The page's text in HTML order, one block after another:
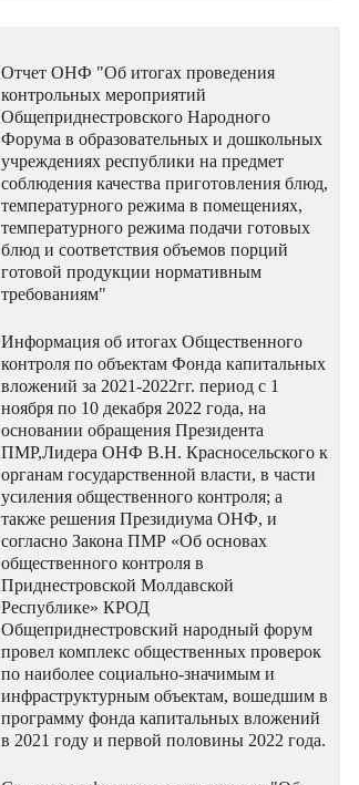
Отчет ОНФ "Об итогах проведения
контрольных мероприятий
Общеприднестровского Народного
Форума в образовательных и дошкольных
учреждениях республики на предмет
соблюдения качества приготовления блюд,
температурного режима в помещениях,
температурного режима подачи готовых
блюд и соответствия объемов порций
готовой продукции нормативным
требованиям"
Информация об итогах Общественного
контроля по объектам Фонда капитальных
вложений за 2021-2022гг. период с 1
ноября по 10 декабря 2022 года, на
основании обращения Президента
ПМР,Лидера ОНФ В.Н. Красносельского к
органам государственной власти, в части
усиления общественного контроля; а
также решения Президиума ОНФ, и
согласно Закона ПМР «Об основах
общественного контроля в
Приднестровской Молдавской
Республике» КРОД
Общеприднестровский народный форум
провел комплекс общественных проверок
по наиболее социально-значимым и
инфраструктурным объектам, вошедшим в
программу фонда капитальных вложений
в 2021 году и первой половины 2022 года.